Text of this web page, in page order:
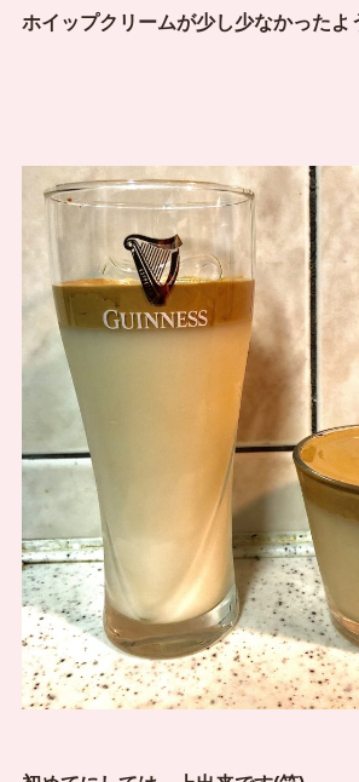
ホイップクリームが少し少なかったよ